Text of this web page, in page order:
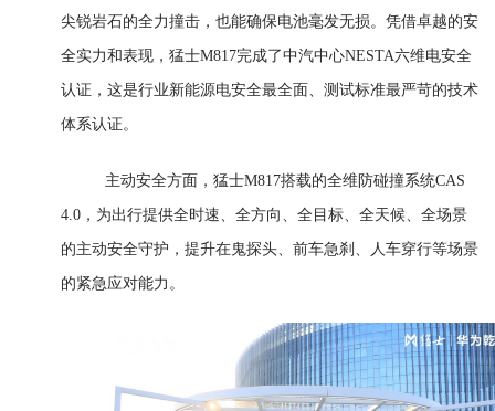
尖锐岩石的全力撞击，也能确保电池毫发无损。凭借卓越的安
全实力和表现，猛士M817完成了中汽中心NESTA六维电安全
认证，这是行业新能源电安全最全面、测试标准最严苛的技术
体系认证。
主动安全方面，猛士M817搭载的全维防碰撞系统CAS
4.0，为出行提供全时速、全方向、全目标、全天候、全场景
的主动安全守护，提升在鬼探头、前车急刹、人车穿行等场景
的紧急应对能力。